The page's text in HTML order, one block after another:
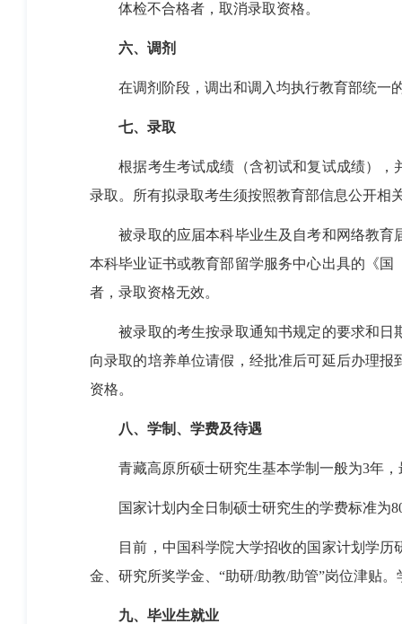
体检不合格者，取消录取资格。
六、调剂
在调剂阶段，调出和调入均执行教育部统一
七、录取
根据考生考试成绩（含初试和复试成绩）
录取。所有拟录取考生须按照教育部信息公开相
被录取的应届本科毕业生及自考和网络教
本科毕业证书或教育部留学服务中心出具的《国
者，录取资格无效。
被录取的考生按录取通知书规定的要求和
向录取的培养单位请假，经批准后可延后办理报
资格。
八、学制、学费及待遇
青藏高原所硕士研究生基本学制一般为3年，
国家计划内全日制硕士研究生的学费标准为
目前，中国科学院大学招收的国家计划学
金、研究所奖学金、“助研/助教/助管”岗位津贴
九、毕业生就业